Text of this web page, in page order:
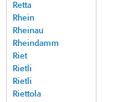
Retta
Rhein
Rheinau
Rheindamm
Riet
Rietli
Rietli
Riettola